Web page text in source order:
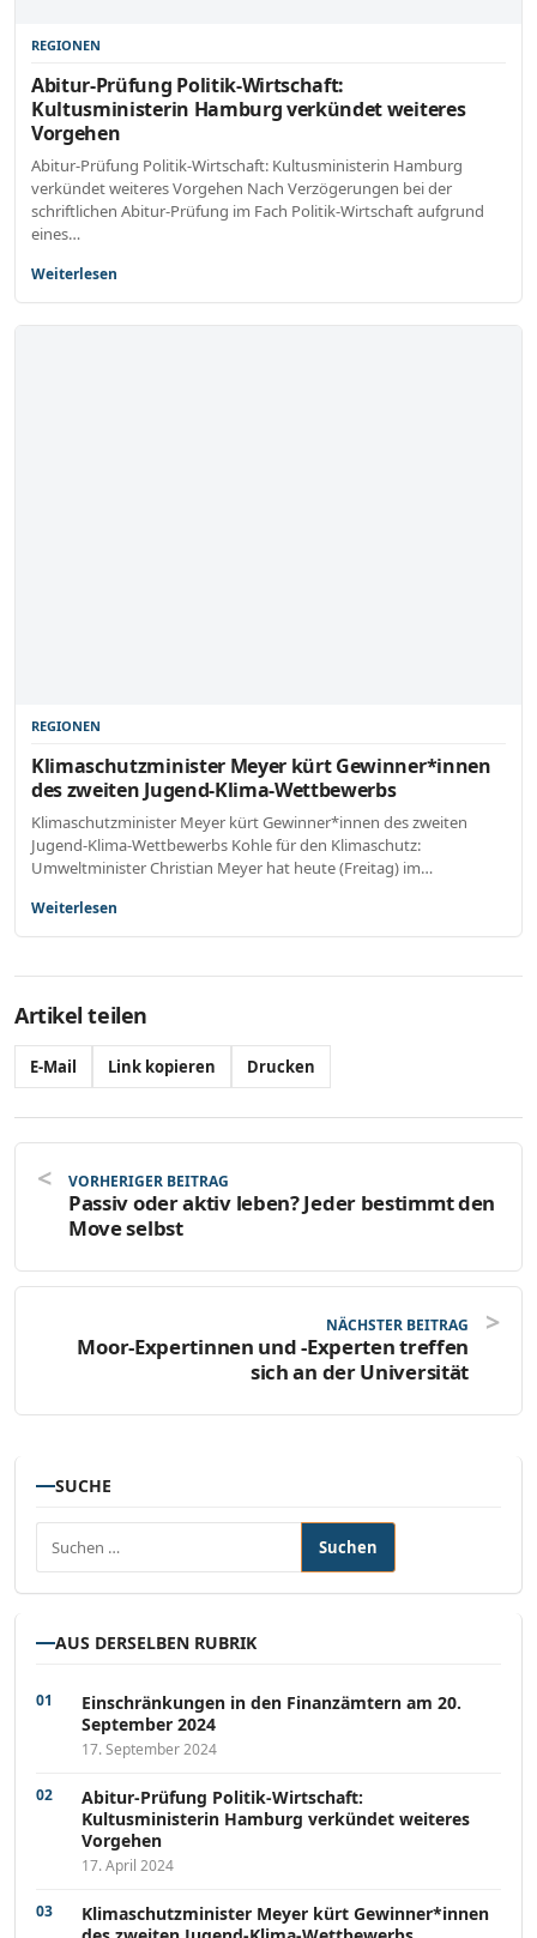
REGIONEN
Abitur-Prüfung Politik-Wirtschaft:
Kultusministerin Hamburg verkündet weiteres
Vorgehen
Abitur-Prüfung Politik-Wirtschaft: Kultusministerin Hamburg
verkündet weiteres Vorgehen Nach Verzögerungen bei der
schriftlichen Abitur-Prüfung im Fach Politik-Wirtschaft aufgrund
eines…
Weiterlesen
REGIONEN
Klimaschutzminister Meyer kürt Gewinner*innen
des zweiten Jugend-Klima-Wettbewerbs
Klimaschutzminister Meyer kürt Gewinner*innen des zweiten
Jugend-Klima-Wettbewerbs Kohle für den Klimaschutz:
Umweltminister Christian Meyer hat heute (Freitag) im…
Weiterlesen
Artikel teilen
E-Mail Link kopieren Drucken
VORHERIGER BEITRAG
Passiv oder aktiv leben? Jeder bestimmt den
Move selbst
NÄCHSTER BEITRAG
Moor-Expertinnen und -Experten treffen
sich an der Universität
SUCHE
Suchen nach:
AUS DERSELBEN RUBRIK
Einschränkungen in den Finanzämtern am 20.
September 2024
17. September 2024
Abitur-Prüfung Politik-Wirtschaft:
Kultusministerin Hamburg verkündet weiteres
Vorgehen
17. April 2024
Klimaschutzminister Meyer kürt Gewinner*innen